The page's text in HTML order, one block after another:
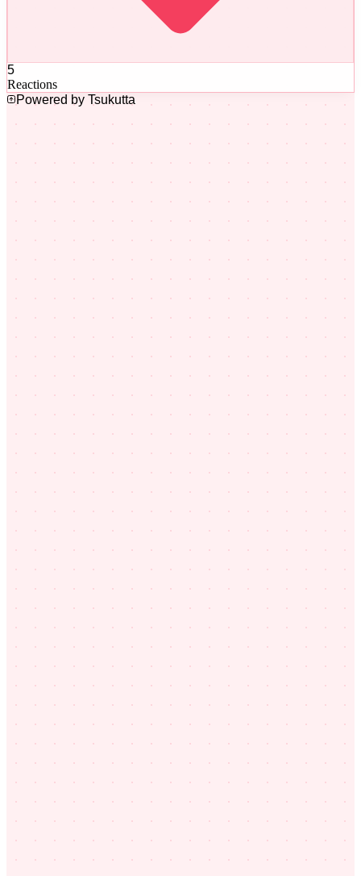
5
Reactions
Powered by Tsukutta